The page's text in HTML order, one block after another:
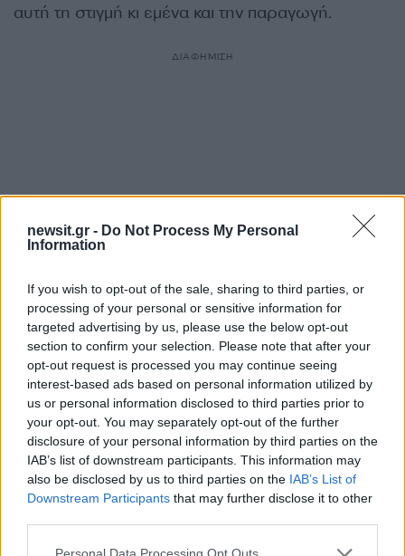
newsit.gr - Do Not Process My Personal
Information
If you wish to opt-out of the sale, sharing to third parties, or
processing of your personal or sensitive information for
targeted advertising by us, please use the below opt-out
section to confirm your selection. Please note that after your
opt-out request is processed you may continue seeing
interest-based ads based on personal information utilized by
us or personal information disclosed to third parties prior to
your opt-out. You may separately opt-out of the further
disclosure of your personal information by third parties on the
IAB’s list of downstream participants. This information may
also be disclosed by us to third parties on the IAB’s List of
Downstream Participants that may further disclose it to other
Please note that this website/app uses one or more Google
Personal Data Processing Opt Outs
αυτή τη στιγμή κι εμένα και την παραγωγή.
ΔΙΑΦΗΜΙΣΗ